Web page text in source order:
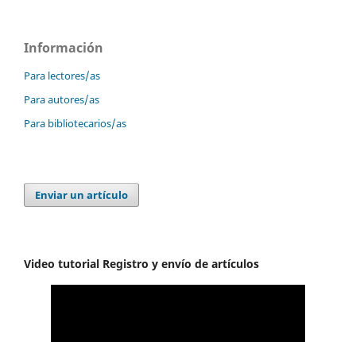
Información
Para lectores/as
Para autores/as
Para bibliotecarios/as
Enviar un artículo
Video tutorial Registro y envío de artículos